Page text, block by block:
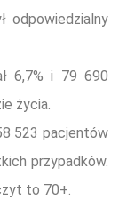
odpowiedzialny
6,7% i 79 690
życia.
523 pacjentów
przypadków.
to 70+.